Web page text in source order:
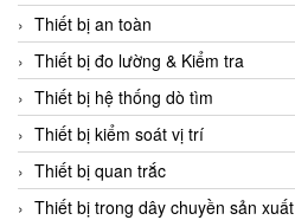
Thiết bị an toàn
Thiết bị đo lường & Kiểm tra
Thiết bị hệ thống dò tìm
Thiết bị kiểm soát vị trí
Thiết bị quan trắc
Thiết bị trong dây chuyền sản xuất